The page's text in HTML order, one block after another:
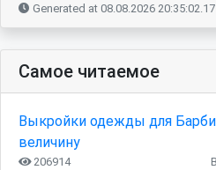
Generated at 08.08.2026
Самое читаемое
Выкройки одежды для
величину
206914